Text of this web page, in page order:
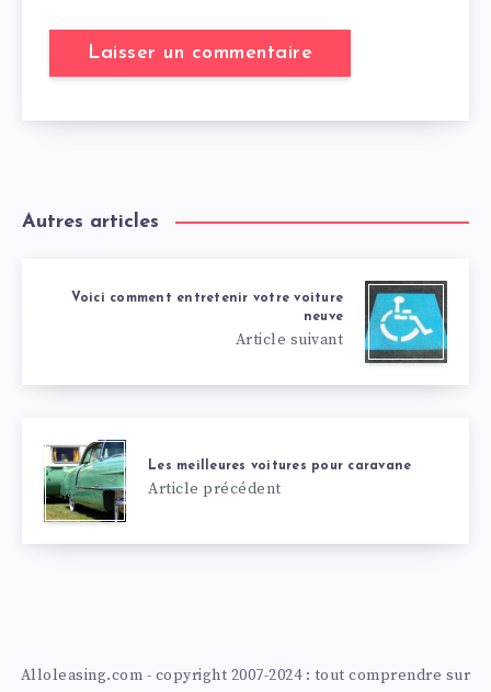
Autres articles
Voici comment entretenir votre voiture
neuve
Article suivant
Les meilleures voitures pour caravane
Article précédent
Alloleasing.com - copyright 2007-2024 : tout comprendre sur